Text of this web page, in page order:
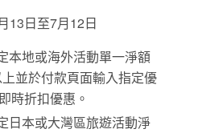
13日至7月12日
本地或海外活動單一淨額
並於付款頁面輸入指定優
時折扣優惠。
日本或大灣區旅遊活動淨